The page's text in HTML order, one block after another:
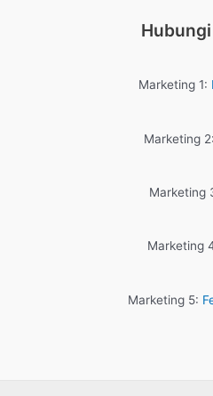
Marketing 1:
Marketing 2:
Marketing
Marketing
Marketing 5: